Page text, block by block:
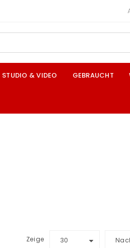
STUDIO & VIDEO GEBRAUCHT
Zeige 30